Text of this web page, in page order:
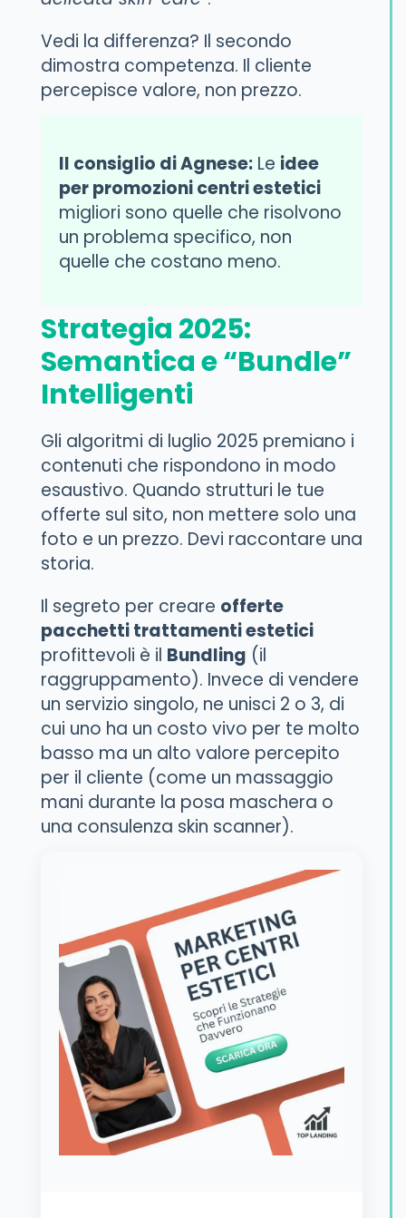
Vedi la differenza? Il secondo
dimostra competenza. Il cliente
percepisce valore, non prezzo.
Il consiglio di Agnese: Le idee
per promozioni centri estetici
migliori sono quelle che risolvono
un problema specifico, non
quelle che costano meno.
Strategia 2025:
Semantica e “Bundle”
Intelligenti
Gli algoritmi di luglio 2025 premiano i
contenuti che rispondono in modo
esaustivo. Quando strutturi le tue
offerte sul sito, non mettere solo una
foto e un prezzo. Devi raccontare una
storia.
Il segreto per creare offerte
pacchetti trattamenti estetici
profittevoli è il Bundling (il
raggruppamento). Invece di vendere
un servizio singolo, ne unisci 2 o 3, di
cui uno ha un costo vivo per te molto
basso ma un alto valore percepito
per il cliente (come un massaggio
mani durante la posa maschera o
una consulenza skin scanner).